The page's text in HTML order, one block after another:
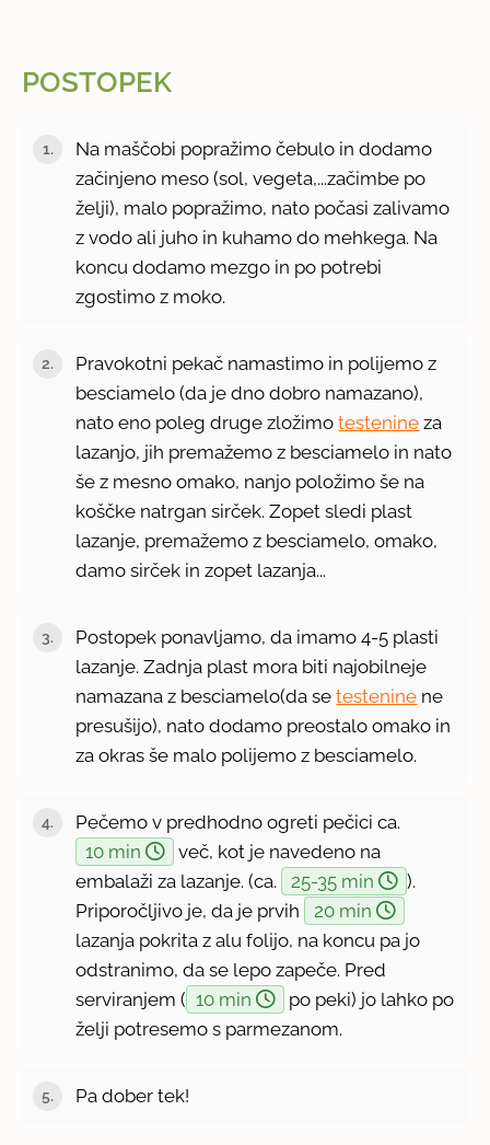
POSTOPEK
Na maščobi popražimo čebulo in dodamo
začinjeno meso (sol, vegeta,...začimbe po
želji), malo popražimo, nato počasi zalivamo
z vodo ali juho in kuhamo do mehkega. Na
koncu dodamo mezgo in po potrebi
zgostimo z moko.
Pravokotni pekač namastimo in polijemo z
besciamelo (da je dno dobro namazano),
nato eno poleg druge zložimotestenine za
lazanjo, jih premažemo z besciamelo in nato
še z mesno omako, nanjo položimo še na
koščke natrgan sirček. Zopet sledi plast
lazanje, premažemo z besciamelo, omako,
damo sirček in zopet lazanja...
Postopek ponavljamo, da imamo 4-5 plasti
lazanje. Zadnja plast mora biti najobilneje
namazana z besciamelo(da setestenine ne
presušijo), nato dodamo preostalo omako in
za okras še malo polijemo z besciamelo.
Pečemo v predhodno ogreti pečici ca.
10 min
več, kot je navedeno na
embalaži za lazanje. (ca.
25-35 min
).
Priporočljivo je, da je prvih
20 min
lazanja pokrita z alu folijo, na koncu pa jo
odstranimo, da se lepo zapeče. Pred
serviranjem ( 10 min
po peki) jo lahko po
želji potresemo s parmezanom.
Pa dober tek!